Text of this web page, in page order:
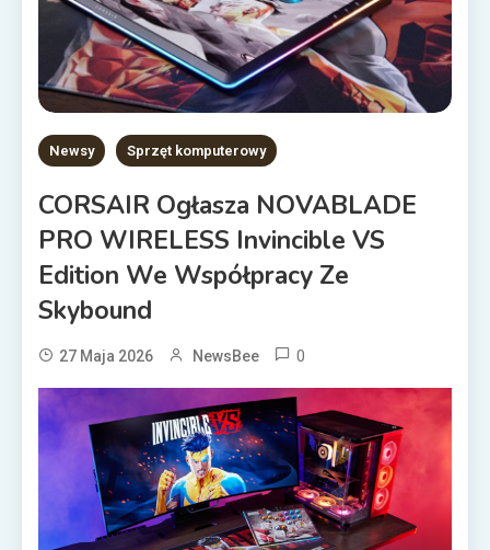
Newsy Sprzęt komputerowy
CORSAIR Ogłasza NOVABLADE
PRO WIRELESS Invincible VS
Edition We Współpracy Ze
Skybound
27 Maja 2026 NewsBee 0